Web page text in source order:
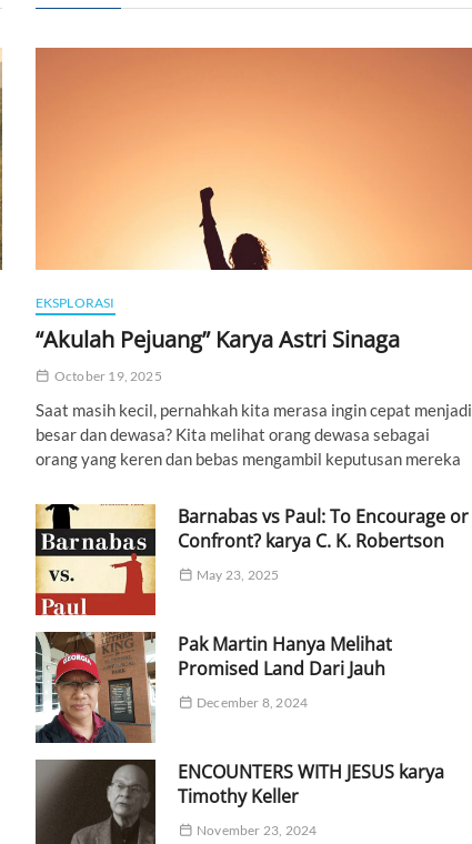
EKSPLORASI
“Akulah Pejuang” Karya Astri Sinaga
October 19, 2025
Saat masih kecil, pernahkah kita merasa ingin cepat menjadi
besar dan dewasa? Kita melihat orang dewasa sebagai
orang yang keren dan bebas mengambil keputusan mereka
Barnabas vs Paul: To Encourage or
Confront? karya C. K. Robertson
May 23, 2025
Pak Martin Hanya Melihat
Promised Land Dari Jauh
December 8, 2024
ENCOUNTERS WITH JESUS karya
Timothy Keller
November 23, 2024